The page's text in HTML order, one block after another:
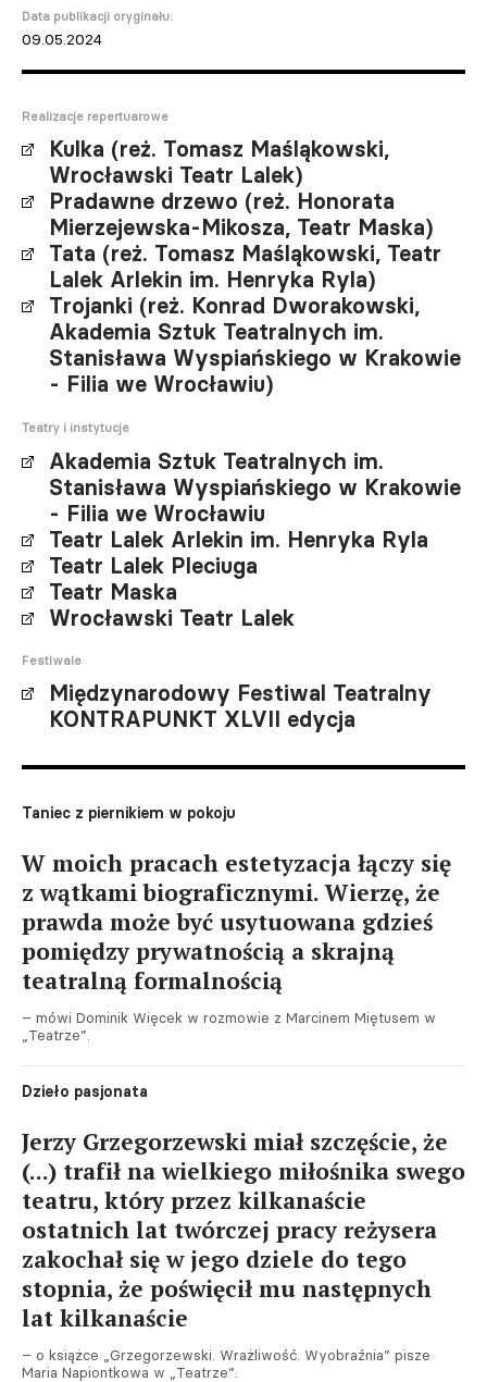
Data publikacji oryginału:
09.05.2024
Realizacje repertuarowe
Kulka (reż. Tomasz Maśląkowski,
Wrocławski Teatr Lalek)
Pradawne drzewo (reż. Honorata
Mierzejewska-Mikosza, Teatr Maska)
Tata (reż. Tomasz Maśląkowski, Teatr
Lalek Arlekin im. Henryka Ryla)
Trojanki (reż. Konrad Dworakowski,
Akademia Sztuk Teatralnych im.
Stanisława Wyspiańskiego w Krakowie
- Filia we Wrocławiu)
Teatry i instytucje
Akademia Sztuk Teatralnych im.
Stanisława Wyspiańskiego w Krakowie
- Filia we Wrocławiu
Teatr Lalek Arlekin im. Henryka Ryla
Teatr Lalek Pleciuga
Teatr Maska
Wrocławski Teatr Lalek
Festiwale
Międzynarodowy Festiwal Teatralny
KONTRAPUNKT XLVII edycja
Taniec z piernikiem w pokoju
W moich pracach estetyzacja łączy się
z wątkami biograficznymi. Wierzę, że
prawda może być usytuowana gdzieś
pomiędzy prywatnością a skrajną
teatralną formalnością
– mówi Dominik Więcek w rozmowie z Marcinem Miętusem w
„Teatrze”.
Dzieło pasjonata
Jerzy Grzegorzewski miał szczęście, że
(...) trafił na wielkiego miłośnika swego
teatru, który przez kilkanaście
ostatnich lat twórczej pracy reżysera
zakochał się w jego dziele do tego
stopnia, że poświęcił mu następnych
lat kilkanaście
– o książce „Grzegorzewski. Wrażliwość. Wyobraźnia” pisze
Maria Napiontkowa w „Teatrze”.